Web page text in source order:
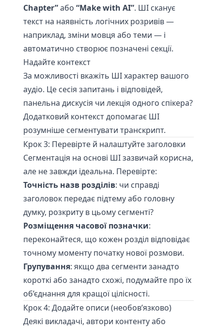
Chapter”або “Make with AI”. ШІ сканує
текст на наявність логічних розривів —
наприклад, зміни мовця або теми — і
автоматично створює позначені секції.
Надайте контекст
За можливості вкажіть ШІ характер вашого
аудіо. Це сесія запитань і відповідей,
панельна дискусія чи лекція одного спікера?
Додатковий контекст допомагає ШІ
розумніше сегментувати транскрипт.
Крок 3: Перевірте й налаштуйте заголовки
Сегментація на основі ШІ зазвичай корисна,
але не завжди ідеальна. Перевірте:
Точність назв розділів: чи справді
заголовок передає підтему або головну
думку, розкриту в цьому сегменті?
Розміщення часової позначки:
переконайтеся, що кожен розділ відповідає
точному моменту початку нової розмови.
Групування: якщо два сегменти занадто
короткі або занадто схожі, подумайте про їх
об’єднання для кращої цілісності.
Крок 4: Додайте описи (необов’язково)
Деякі викладачі, автори контенту або